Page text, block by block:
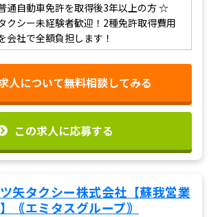
通自動車免許を取得後3年以上の方☆
クシー未経験者歓迎！2種免許取得費用
会社で全額負担します！
人について無料相談してみる
この求人に応募する
矢タクシー株式会社【蘇我営業
｟エミタスグループ｠